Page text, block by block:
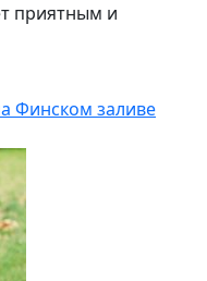
приятным и
Финском заливе